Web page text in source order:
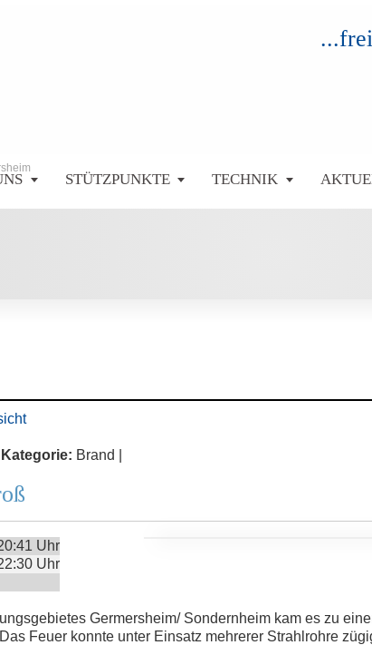
STÜTZPUNKTE TECHNIK
Kategorie: Brand |
Uhr
Uhr
Germersheim/ Sondernheim kam es zu
Feuer konnte unter Einsatz mehrerer Strahlrohre